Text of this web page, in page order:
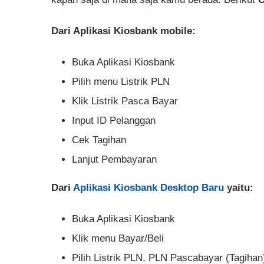
Dari Aplikasi Kiosbank mobile:
Buka Aplikasi Kiosbank
Pilih menu Listrik PLN
Klik Listrik Pasca Bayar
Input ID Pelanggan
Cek Tagihan
Lanjut Pembayaran
Dari Aplikasi Kiosbank Desktop Baru yaitu:
Buka Aplikasi Kiosbank
Klik menu Bayar/Beli
Pilih Listrik PLN, PLN Pascabayar